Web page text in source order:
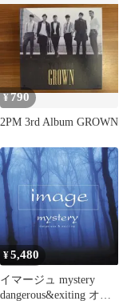
HITS
¥790
2PM 3rd Album GROWN
¥5,480
イマージュ mystery
dangerous&exiting オム